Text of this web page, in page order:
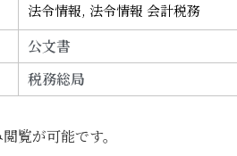
法令情報, 法令情報 会計税務
公文書
税務総局
覧が可能です。